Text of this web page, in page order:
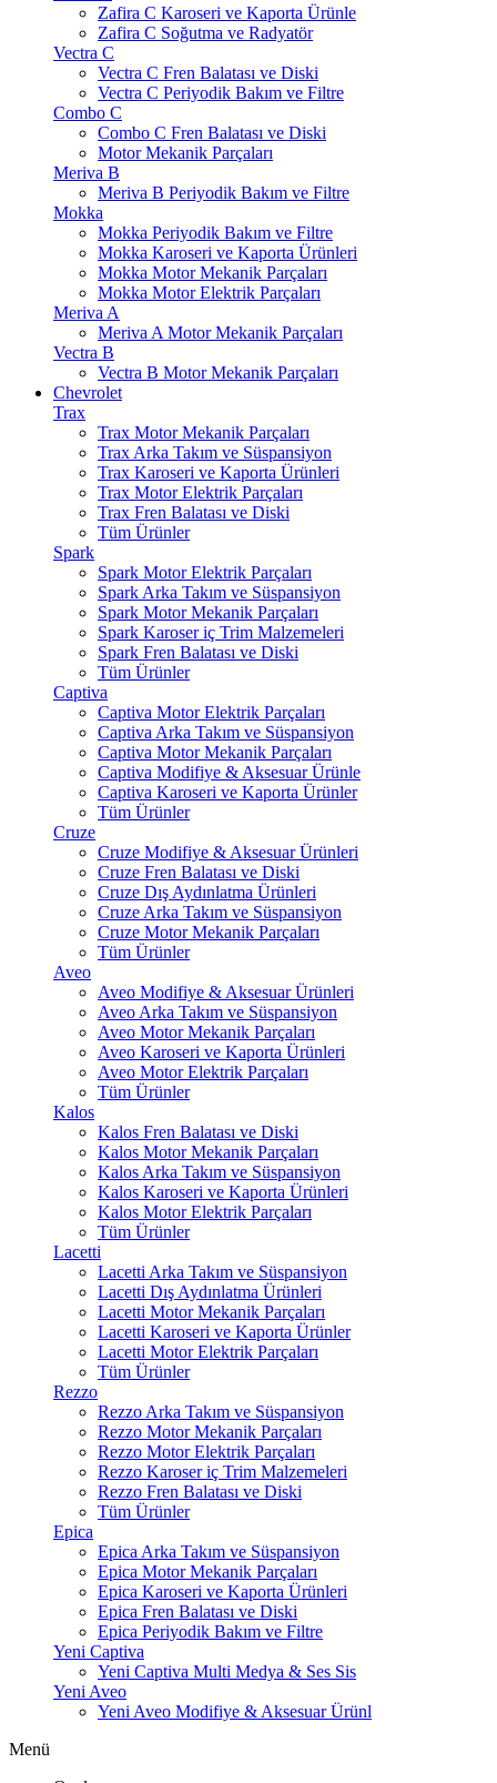
Zafira C Karoseri ve Kaporta Ürünle
Zafira C Soğutma ve Radyatör
Vectra C
Vectra C Fren Balatası ve Diski
Vectra C Periyodik Bakım ve Filtre
Combo C
Combo C Fren Balatası ve Diski
Motor Mekanik Parçaları
Meriva B
Meriva B Periyodik Bakım ve Filtre
Mokka
Mokka Periyodik Bakım ve Filtre
Mokka Karoseri ve Kaporta Ürünleri
Mokka Motor Mekanik Parçaları
Mokka Motor Elektrik Parçaları
Meriva A
Meriva A Motor Mekanik Parçaları
Vectra B
Vectra B Motor Mekanik Parçaları
Chevrolet
Trax
Trax Motor Mekanik Parçaları
Trax Arka Takım ve Süspansiyon
Trax Karoseri ve Kaporta Ürünleri
Trax Motor Elektrik Parçaları
Trax Fren Balatası ve Diski
Tüm Ürünler
Spark
Spark Motor Elektrik Parçaları
Spark Arka Takım ve Süspansiyon
Spark Motor Mekanik Parçaları
Spark Karoser iç Trim Malzemeleri
Spark Fren Balatası ve Diski
Tüm Ürünler
Captiva
Captiva Motor Elektrik Parçaları
Captiva Arka Takım ve Süspansiyon
Captiva Motor Mekanik Parçaları
Captiva Modifiye & Aksesuar Ürünle
Captiva Karoseri ve Kaporta Ürünler
Tüm Ürünler
Cruze
Cruze Modifiye & Aksesuar Ürünleri
Cruze Fren Balatası ve Diski
Cruze Dış Aydınlatma Ürünleri
Cruze Arka Takım ve Süspansiyon
Cruze Motor Mekanik Parçaları
Tüm Ürünler
Aveo
Aveo Modifiye & Aksesuar Ürünleri
Aveo Arka Takım ve Süspansiyon
Aveo Motor Mekanik Parçaları
Aveo Karoseri ve Kaporta Ürünleri
Aveo Motor Elektrik Parçaları
Tüm Ürünler
Kalos
Kalos Fren Balatası ve Diski
Kalos Motor Mekanik Parçaları
Kalos Arka Takım ve Süspansiyon
Kalos Karoseri ve Kaporta Ürünleri
Kalos Motor Elektrik Parçaları
Tüm Ürünler
Lacetti
Lacetti Arka Takım ve Süspansiyon
Lacetti Dış Aydınlatma Ürünleri
Lacetti Motor Mekanik Parçaları
Lacetti Karoseri ve Kaporta Ürünler
Lacetti Motor Elektrik Parçaları
Tüm Ürünler
Rezzo
Rezzo Arka Takım ve Süspansiyon
Rezzo Motor Mekanik Parçaları
Rezzo Motor Elektrik Parçaları
Rezzo Karoser iç Trim Malzemeleri
Rezzo Fren Balatası ve Diski
Tüm Ürünler
Epica
Epica Arka Takım ve Süspansiyon
Epica Motor Mekanik Parçaları
Epica Karoseri ve Kaporta Ürünleri
Epica Fren Balatası ve Diski
Epica Periyodik Bakım ve Filtre
Yeni Captiva
Yeni Captiva Multi Medya & Ses Sis
Yeni Aveo
Yeni Aveo Modifiye & Aksesuar Ürünl
Menü